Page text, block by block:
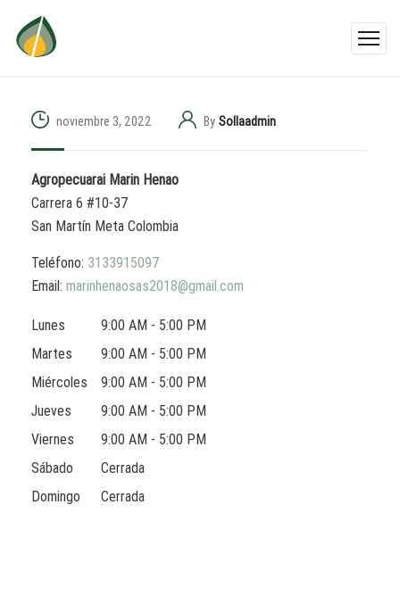
noviembre 3, 2022 By Sollaadmin
Agropecuarai Marin Henao
Carrera 6 #10-37
San Martín Meta Colombia
Teléfono: 3133915097
Email: marinhenaosas2018@gmail.com
Lunes
9:00 AM - 5:00 PM
Martes
9:00 AM - 5:00 PM
Miércoles
9:00 AM - 5:00 PM
Jueves
9:00 AM - 5:00 PM
Viernes
9:00 AM - 5:00 PM
Sábado
Cerrada
Domingo
Cerrada